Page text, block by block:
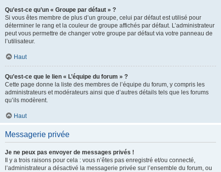
Qu’est-ce qu’un « Groupe par défaut » ?
Si vous êtes membre de plus d’un groupe, celui par défaut est utilisé pour
déterminer le rang et la couleur de groupe affichés par défaut. L’administrateur
peut vous permettre de changer votre groupe par défaut via votre panneau de
l’utilisateur.
Haut
Qu’est-ce que le lien « L’équipe du forum » ?
Cette page donne la liste des membres de l’équipe du forum, y compris les
administrateurs et modérateurs ainsi que d’autres détails tels que les forums
qu’ils modèrent.
Haut
Messagerie privée
Je ne peux pas envoyer de messages privés !
Il y a trois raisons pour cela : vous n’êtes pas enregistré et/ou connecté,
l’administrateur a désactivé la messagerie privée sur l’ensemble du forum, ou